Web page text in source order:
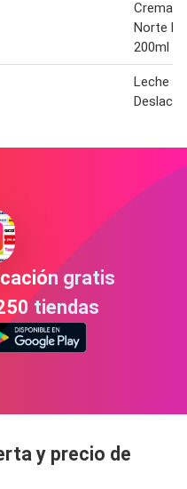
Crema
Norte
200ml
Leche
gratis
tiendas
y precio de